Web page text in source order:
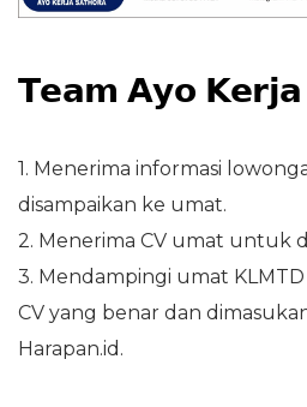
𝗧𝗲𝗮𝗺 𝗔𝘆𝗼 𝗞𝗲𝗿𝗷𝗮
1. Menerima informasi
disampaikan ke umat.
2. Menerima CV umat untuk
3. Mendampingi umat
CV yang benar dan
Harapan.id.